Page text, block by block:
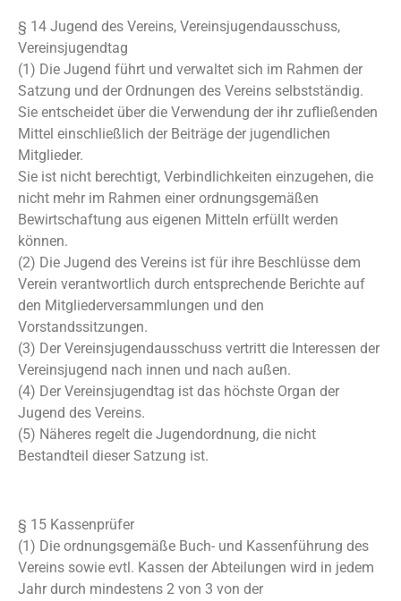
§ 14 Jugend des Vereins, Vereinsjugendausschuss,
Vereinsjugendtag
(1) Die Jugend führt und verwaltet sich im Rahmen der
Satzung und der Ordnungen des Vereins selbstständig.
Sie entscheidet über die Verwendung der ihr zufließenden
Mittel einschließlich der Beiträge der jugendlichen
Mitglieder.
Sie ist nicht berechtigt, Verbindlichkeiten einzugehen, die
nicht mehr im Rahmen einer ordnungsgemäßen
Bewirtschaftung aus eigenen Mitteln erfüllt werden
können.
(2) Die Jugend des Vereins ist für ihre Beschlüsse dem
Verein verantwortlich durch entsprechende Berichte auf
den Mitgliederversammlungen und den
Vorstandssitzungen.
(3) Der Vereinsjugendausschuss vertritt die Interessen der
Vereinsjugend nach innen und nach außen.
(4) Der Vereinsjugendtag ist das höchste Organ der
Jugend des Vereins.
(5) Näheres regelt die Jugendordnung, die nicht
Bestandteil dieser Satzung ist.
§ 15 Kassenprüfer
(1) Die ordnungsgemäße Buch- und Kassenführung des
Vereins sowie evtl. Kassen der Abteilungen wird in jedem
Jahr durch mindestens 2 von 3 von der